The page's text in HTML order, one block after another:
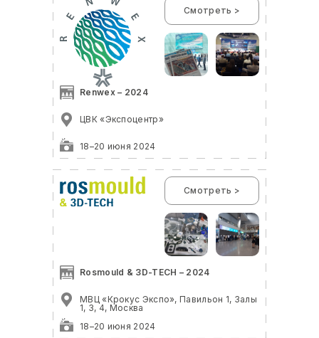
18–20 июня 2024
Renwex – 2024
ЦВК «Экспоцентр»
Смотреть >
18–20 июня 2024
Rosmould & 3D-TECH – 2024
МВЦ «Крокус Экспо», Павильон 1, Залы
1, 3, 4, Москва
Смотреть >